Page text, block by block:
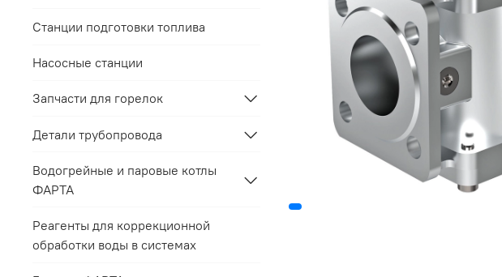
Станции подготовки топлива
Насосные станции
Запчасти для горелок
Детали трубопровода
Водогрейные и паровые котлы
ФАРТА
Реагенты для коррекционной
обработки воды в системах